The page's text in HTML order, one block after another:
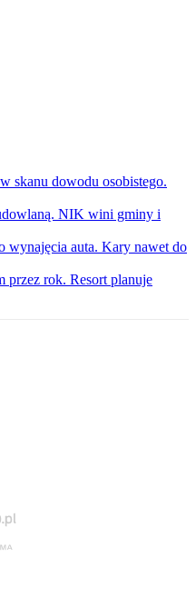
skanu dowodu osobistego.
NIK wini gminy i
wynajęcia auta. Kary nawet do
przez rok. Resort planuje